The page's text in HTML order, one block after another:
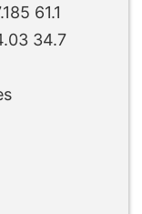
61.1
34.7